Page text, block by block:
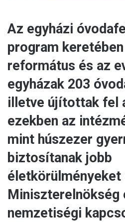
Az egyházi
program
református és az
egyházak 203
illetve újítottak fel
ezekben az
mint húszezer
biztosítanak jobb
Miniszterelnökség
nemzetiségi